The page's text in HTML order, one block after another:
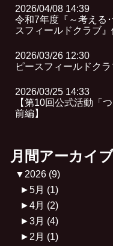
2026/04/08 14:39
令和7年度『～考える
スフィールドクラブ
2026/03/26 12:30
ピースフィールドク
2026/03/25 14:33
【第10回公式活動「
前編】
月間アーカイブ
▼ 2026 (9)
►5月 (1)
►4月 (2)
►3月 (4)
► 2月 (1)